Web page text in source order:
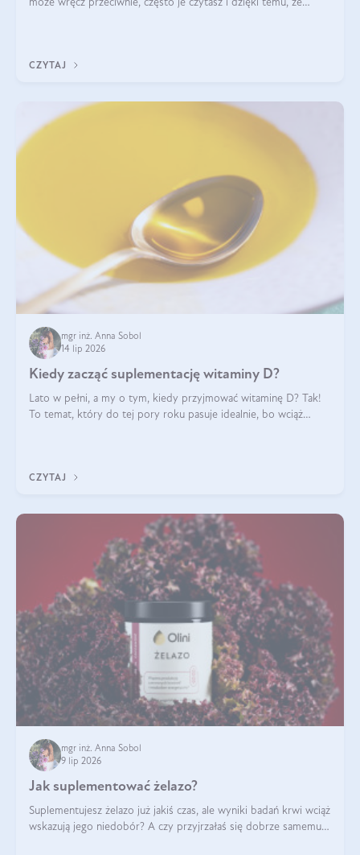
może wręcz przeciwnie, często je czytasz i dzięki temu, że
CZYTAJ
mgr inż. Anna Sobol
14 lip 2026
Kiedy zacząć suplementację witaminy D?
Lato w pełni, a my o tym, kiedy przyjmować witaminę D? Tak!
To temat, który do tej pory roku pasuje idealnie, bo wciąż
CZYTAJ
mgr inż. Anna Sobol
9 lip 2026
Jak suplementować żelazo?
Suplementujesz żelazo już jakiś czas, ale wyniki badań krwi wciąż
wskazują jego niedobór? A czy przyjrzałaś się dobrze samemu